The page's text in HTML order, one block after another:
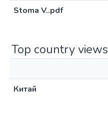
Stoma V..pdf
Top country views
Китай